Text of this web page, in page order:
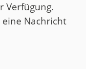
Verfügung.
Nachricht